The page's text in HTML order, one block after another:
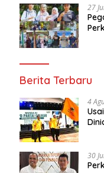
27
Berita Terbaru
4
30